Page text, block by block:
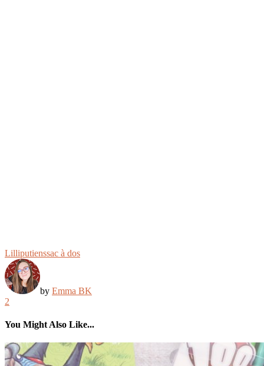
Lilliputienssac à dos
by Emma BK
2
You Might Also Like...